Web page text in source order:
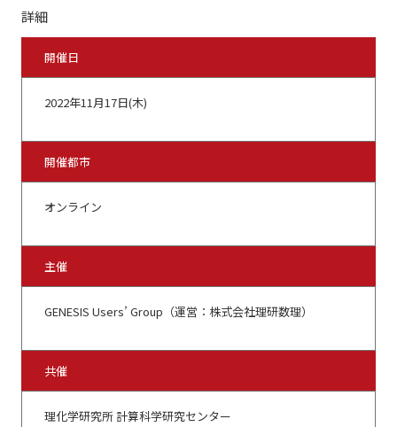
詳細
開催日
2022年11月17日(木)
開催都市
オンライン
主催
GENESIS Users’ Group（運営：株式会社理研数理）
共催
理化学研究所 計算科学研究センター